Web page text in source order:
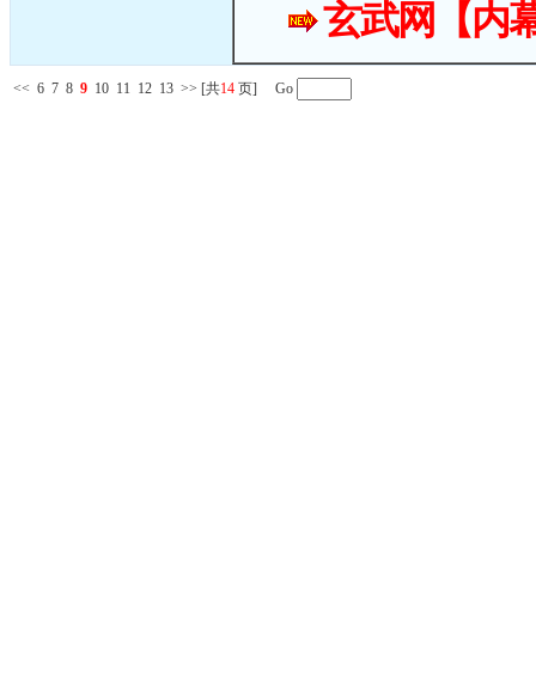
玄武网【内
<< 6 7 8 9 10 11 12 13 >> [共14 页] Go